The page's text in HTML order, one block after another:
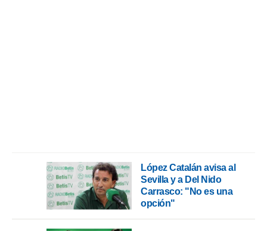
López Catalán avisa al
Sevilla y a Del Nido
Carrasco: "No es una
opción"